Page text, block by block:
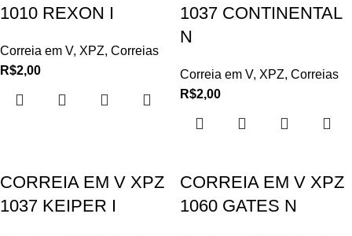
1010 REXON I
Correia em V, XPZ, Correias
R$2,00
1037 CONTINENTAL
N
Correia em V, XPZ, Correias
R$2,00
CORREIA EM V XPZ
1037 KEIPER I
CORREIA EM V XPZ
1060 GATES N